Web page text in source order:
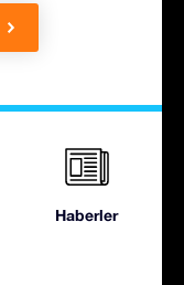
Haberler